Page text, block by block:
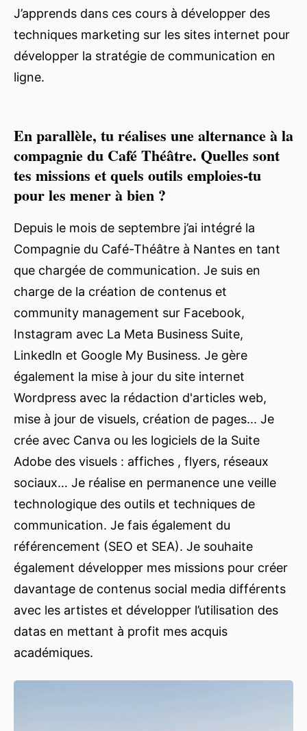
J’apprends dans ces cours à développer des
techniques marketing sur les sites internet pour
développer la stratégie de communication en
ligne.
En parallèle, tu réalises une alternance à la
compagnie du Café Théâtre. Quelles sont
tes missions et quels outils emploies-tu
pour les mener à bien ?
Depuis le mois de septembre j’ai intégré la
Compagnie du Café-Théâtre à Nantes en tant
que chargée de communication. Je suis en
charge de la création de contenus et
community management sur Facebook,
Instagram avec La Meta Business Suite,
Linkedln et Google My Business. Je gère
également la mise à jour du site internet
Wordpress avec la rédaction d'articles web,
mise à jour de visuels, création de pages... Je
crée avec Canva ou les logiciels de la Suite
Adobe des visuels : affiches , flyers, réseaux
sociaux… Je réalise en permanence une veille
technologique des outils et techniques de
communication. Je fais également du
référencement (SEO et SEA). Je souhaite
également développer mes missions pour créer
davantage de contenus social media différents
avec les artistes et développer l’utilisation des
datas en mettant à profit mes acquis
académiques.